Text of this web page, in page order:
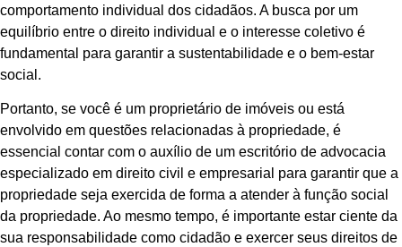
comportamento individual dos cidadãos. A busca por um
equilíbrio entre o direito individual e o interesse coletivo é
fundamental para garantir a sustentabilidade e o bem-estar
social.
Portanto, se você é um proprietário de imóveis ou está
envolvido em questões relacionadas à propriedade, é
essencial contar com o auxílio de um escritório de advocacia
especializado em direito civil e empresarial para garantir que a
propriedade seja exercida de forma a atender à função social
da propriedade. Ao mesmo tempo, é importante estar ciente da
sua responsabilidade como cidadão e exercer seus direitos de